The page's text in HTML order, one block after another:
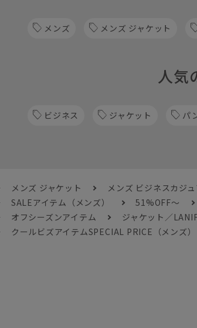
メンズ メンズ ジャケット
人気
ビジネス ジャケット パ
メンズ ジャケット メンズ ビジネスカジ
SALEアイテム（メンズ） 51%OFF～
オフシーズンアイテム
ジャケット／
クールビズアイテムSPECIAL PRICE（メンズ）